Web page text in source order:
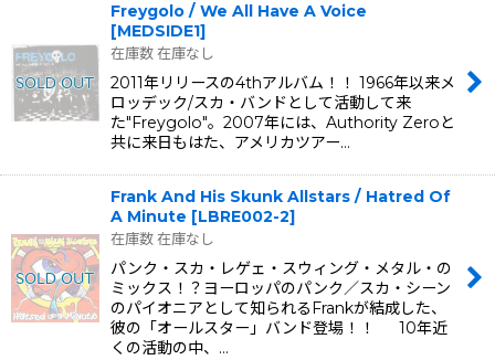
Freygolo / We All Have A Voice
[MEDSIDE1]
在庫数 在庫なし
2011年リリースの4thアルバム！！ 1966年以来メ
ロッデック/スカ・バンドとして活動して来
た"Freygolo"。2007年には、Authority Zeroと
共に来日もはた、アメリカツアー…
Frank And His Skunk Allstars / Hatred Of
A Minute [LBRE002-2]
在庫数 在庫なし
パンク・スカ・レゲェ・スウィング・メタル・の
ミックス！？ヨーロッパのパンク／スカ・シーン
のパイオニアとして知られるFrankが結成した、
彼の「オールスター」バンド登場！！ 10年近
くの活動の中、…